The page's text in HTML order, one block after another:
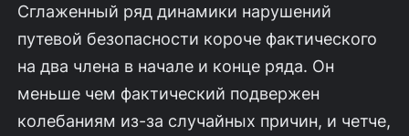
Сглаженный ряд динамики нарушений
путевой безопасности короче фактического
на два члена в начале и конце ряда. Он
меньше чем фактический подвержен
колебаниям из-за случайных причин, и четче,